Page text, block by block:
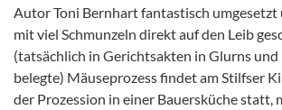
Autor Toni Bernhart fantastisch umgesetzt
mit viel Schmunzeln direkt auf den Leib
(tatsächlich in Gerichtsakten in Glurns
belegte) Mäuseprozess findet am Stilfser
der Prozession in einer Bauersküche statt,